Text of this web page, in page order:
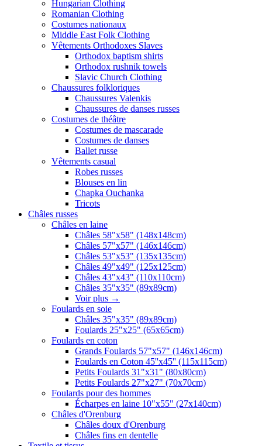
Hungarian Clothing
Romanian Clothing
Costumes nationaux
Middle East Folk Clothing
Vêtements Orthodoxes Slaves
Orthodox baptism shirts
Orthodox rushnik towels
Slavic Church Clothing
Chaussures folkloriques
Chaussures Valenkis
Chaussures de danses russes
Costumes de théâtre
Costumes de mascarade
Costumes de danses
Ballet russe
Vêtements casual
Robes russes
Blouses en lin
Chapka Ouchanka
Tricots
Châles russes
Châles en laine
Châles 58"x58" (148x148cm)
Châles 57"x57" (146x146cm)
Châles 53"x53" (135x135cm)
Châles 49"x49" (125x125cm)
Châles 43"x43" (110x110cm)
Châles 35"x35" (89x89cm)
Voir plus →
Foulards en soie
Châles 35"x35" (89x89cm)
Foulards 25"x25" (65x65cm)
Foulards en coton
Grands Foulards 57"x57" (146x146cm)
Foulards en Coton 45''x45'' (115x115cm)
Petits Foulards 31"x31" (80x80cm)
Petits Foulards 27"x27" (70x70cm)
Foulards pour des hommes
Écharpes en laine 10"x55" (27x140cm)
Châles d'Orenburg
Châles doux d'Orenburg
Châles fins en dentelle